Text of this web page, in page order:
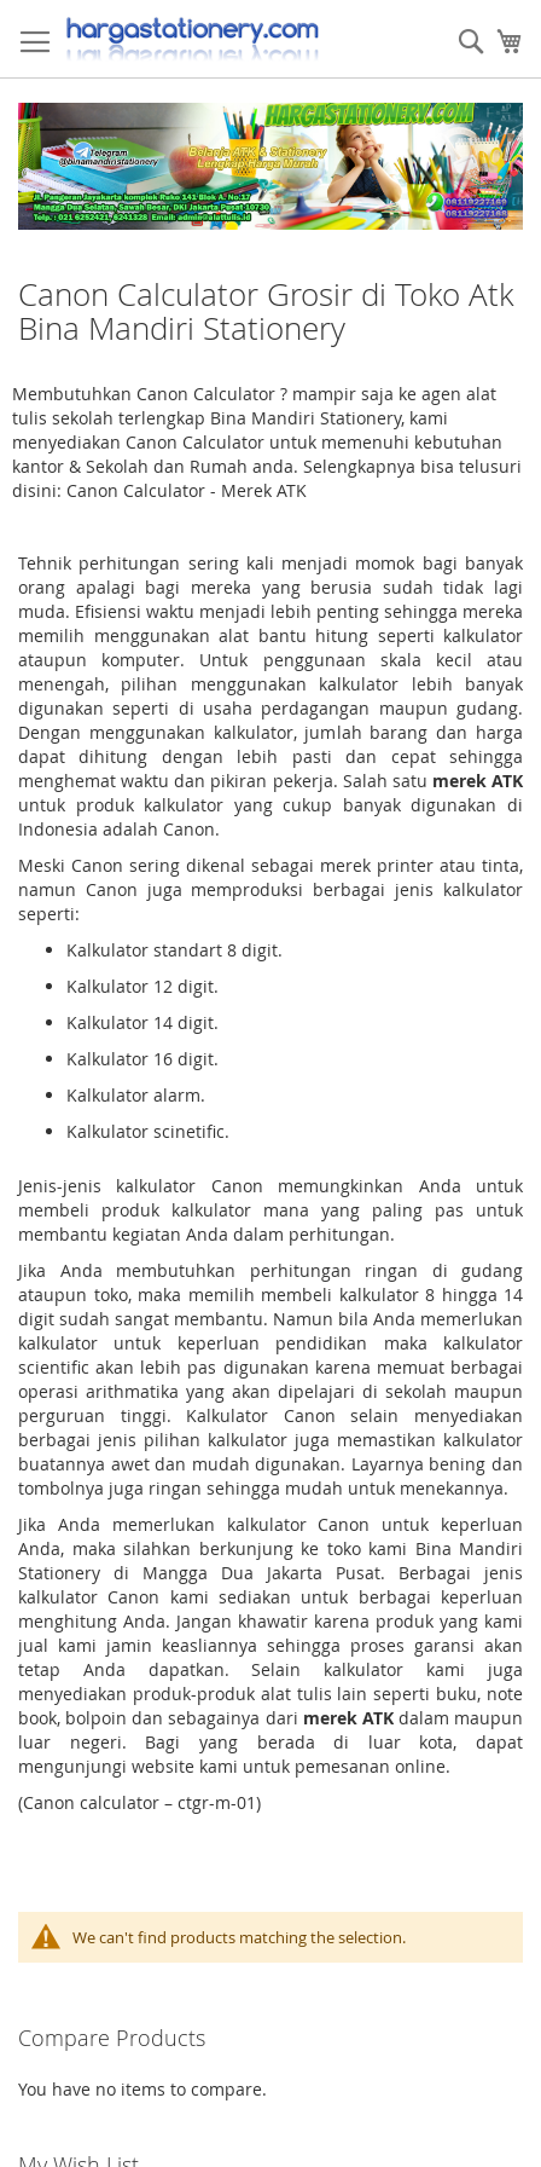
to
Content
Canon Calculator Grosir di Toko Atk
Bina Mandiri Stationery
Membutuhkan Canon Calculator ? mampir saja ke agen alat
tulis sekolah terlengkap Bina Mandiri Stationery, kami
menyediakan Canon Calculator untuk memenuhi kebutuhan
kantor & Sekolah dan Rumah anda. Selengkapnya bisa telusuri
disini: Canon Calculator - Merek ATK
Tehnik perhitungan sering kali menjadi momok bagi banyak
orang apalagi bagi mereka yang berusia sudah tidak lagi
muda. Efisiensi waktu menjadi lebih penting sehingga mereka
memilih menggunakan alat bantu hitung seperti kalkulator
ataupun komputer. Untuk penggunaan skala kecil atau
menengah, pilihan menggunakan kalkulator lebih banyak
digunakan seperti di usaha perdagangan maupun gudang.
Dengan menggunakan kalkulator, jumlah barang dan harga
dapat dihitung dengan lebih pasti dan cepat sehingga
menghemat waktu dan pikiran pekerja. Salah satu merek ATK
untuk produk kalkulator yang cukup banyak digunakan di
Indonesia adalah Canon.
Meski Canon sering dikenal sebagai merek printer atau tinta,
namun Canon juga memproduksi berbagai jenis kalkulator
seperti:
Kalkulator standart 8 digit.
Kalkulator 12 digit.
Kalkulator 14 digit.
Kalkulator 16 digit.
Kalkulator alarm.
Kalkulator scinetific.
Jenis-jenis kalkulator Canon memungkinkan Anda untuk
membeli produk kalkulator mana yang paling pas untuk
membantu kegiatan Anda dalam perhitungan.
Jika Anda membutuhkan perhitungan ringan di gudang
ataupun toko, maka memilih membeli kalkulator 8 hingga 14
digit sudah sangat membantu. Namun bila Anda memerlukan
kalkulator untuk keperluan pendidikan maka kalkulator
scientific akan lebih pas digunakan karena memuat berbagai
operasi arithmatika yang akan dipelajari di sekolah maupun
perguruan tinggi. Kalkulator Canon selain menyediakan
berbagai jenis pilihan kalkulator juga memastikan kalkulator
buatannya awet dan mudah digunakan. Layarnya bening dan
tombolnya juga ringan sehingga mudah untuk menekannya.
Jika Anda memerlukan kalkulator Canon untuk keperluan
Anda, maka silahkan berkunjung ke toko kami Bina Mandiri
Stationery di Mangga Dua Jakarta Pusat. Berbagai jenis
kalkulator Canon kami sediakan untuk berbagai keperluan
menghitung Anda. Jangan khawatir karena produk yang kami
jual kami jamin keasliannya sehingga proses garansi akan
tetap Anda dapatkan. Selain kalkulator kami juga
menyediakan produk-produk alat tulis lain seperti buku, note
book, bolpoin dan sebagainya dari merek ATK dalam maupun
luar negeri. Bagi yang berada di luar kota, dapat
mengunjungi website kami untuk pemesanan online.
(Canon calculator – ctgr-m-01)
We can't find products matching the selection.
Compare Products
You have no items to compare.